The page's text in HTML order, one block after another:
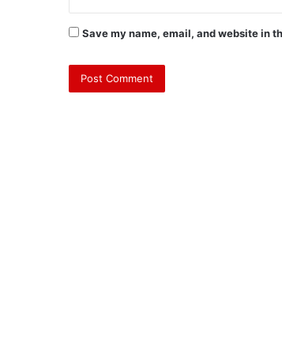
Save my name, email, and website in